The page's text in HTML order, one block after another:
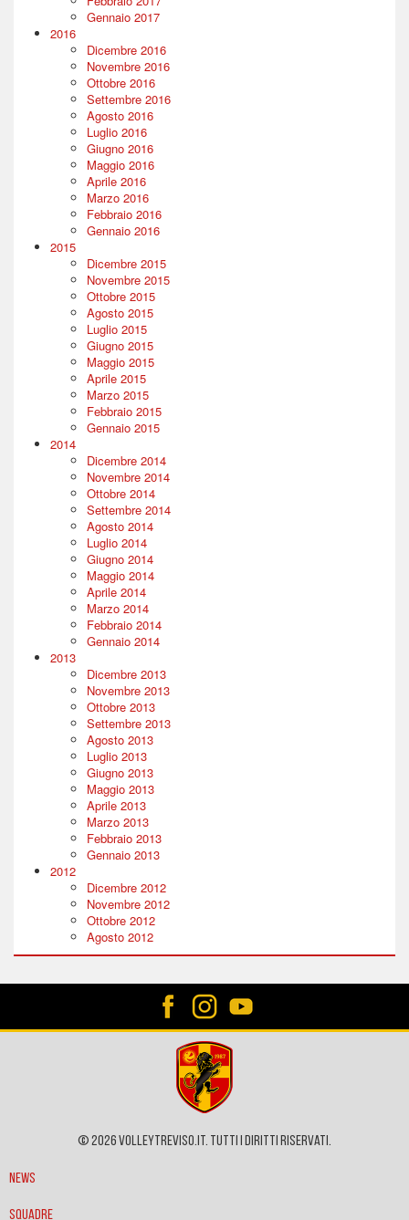
Gennaio 2017
2016
Dicembre 2016
Novembre 2016
Ottobre 2016
Settembre 2016
Agosto 2016
Luglio 2016
Giugno 2016
Maggio 2016
Aprile 2016
Marzo 2016
Febbraio 2016
Gennaio 2016
2015
Dicembre 2015
Novembre 2015
Ottobre 2015
Agosto 2015
Luglio 2015
Giugno 2015
Maggio 2015
Aprile 2015
Marzo 2015
Febbraio 2015
Gennaio 2015
2014
Dicembre 2014
Novembre 2014
Ottobre 2014
Settembre 2014
Agosto 2014
Luglio 2014
Giugno 2014
Maggio 2014
Aprile 2014
Marzo 2014
Febbraio 2014
Gennaio 2014
2013
Dicembre 2013
Novembre 2013
Ottobre 2013
Settembre 2013
Agosto 2013
Luglio 2013
Giugno 2013
Maggio 2013
Aprile 2013
Marzo 2013
Febbraio 2013
Gennaio 2013
2012
Dicembre 2012
Novembre 2012
Ottobre 2012
Agosto 2012
© 2026 VOLLEYTREVISO.IT. Tutti i diritti riservati.
News
Squadre